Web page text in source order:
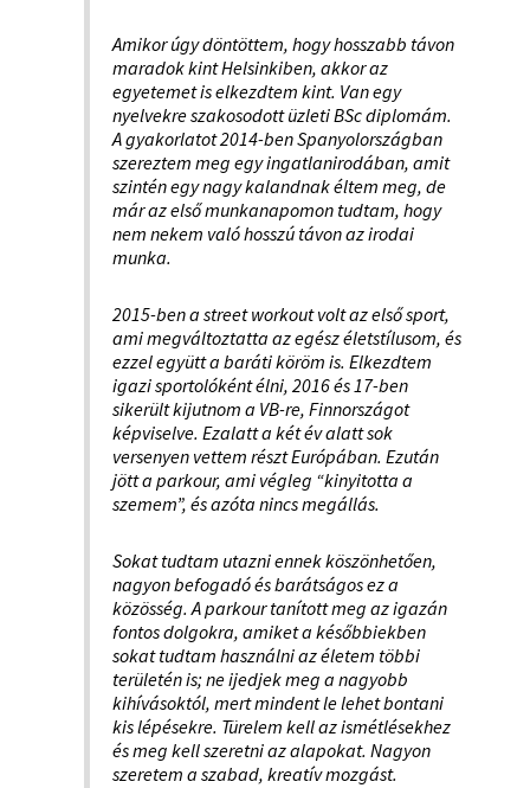
Amikor úgy döntöttem, hogy hosszabb távon
maradok kint Helsinkiben, akkor az
egyetemet is elkezdtem kint. Van egy
nyelvekre szakosodott üzleti BSc diplomám.
A gyakorlatot 2014-ben Spanyolországban
szereztem meg egy ingatlanirodában, amit
szintén egy nagy kalandnak éltem meg, de
már az első munkanapomon tudtam, hogy
nem nekem való hosszú távon az irodai
munka.
2015-ben a street workout volt az első sport,
ami megváltoztatta az egész életstílusom, és
ezzel együtt a baráti köröm is. Elkezdtem
igazi sportolóként élni, 2016 és 17-ben
sikerült kijutnom a VB-re, Finnországot
képviselve. Ezalatt a két év alatt sok
versenyen vettem részt Európában. Ezután
jött a parkour, ami végleg “kinyitotta a
szemem”, és azóta nincs megállás.
Sokat tudtam utazni ennek köszönhetően,
nagyon befogadó és barátságos ez a
közösség. A parkour tanított meg az igazán
fontos dolgokra, amiket a későbbiekben
sokat tudtam használni az életem többi
területén is; ne ijedjek meg a nagyobb
kihívásoktól, mert mindent le lehet bontani
kis lépésekre. Türelem kell az ismétlésekhez
és meg kell szeretni az alapokat. Nagyon
szeretem a szabad, kreatív mozgást.